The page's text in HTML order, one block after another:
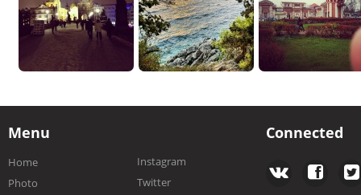
Menu
Home
Photo
Instagram
Twitter
Connected